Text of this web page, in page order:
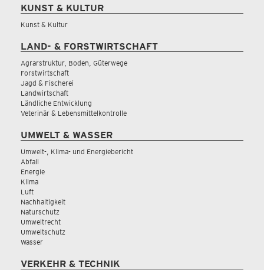
KUNST & KULTUR
Kunst & Kultur
LAND- & FORSTWIRTSCHAFT
Agrarstruktur, Boden, Güterwege
Forstwirtschaft
Jagd & Fischerei
Landwirtschaft
Ländliche Entwicklung
Veterinär & Lebensmittelkontrolle
UMWELT & WASSER
Umwelt-, Klima- und Energiebericht
Abfall
Energie
Klima
Luft
Nachhaltigkeit
Naturschutz
Umweltrecht
Umweltschutz
Wasser
VERKEHR & TECHNIK